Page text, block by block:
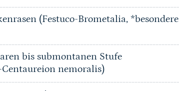
(Festuco-Brometalia, *besondere
bis submontanen Stufe
nemoralis)